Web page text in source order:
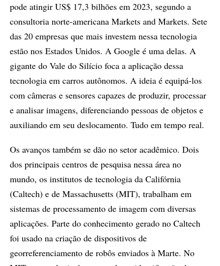
pode atingir US$ 17,3 bilhões em 2023, segundo a
consultoria norte-americana Markets and Markets. Sete
das 20 empresas que mais investem nessa tecnologia
estão nos Estados Unidos. A Google é uma delas. A
gigante do Vale do Silício foca a aplicação dessa
tecnologia em carros autônomos. A ideia é equipá-los
com câmeras e sensores capazes de produzir, processar
e analisar imagens, diferenciando pessoas de objetos e
auxiliando em seu deslocamento. Tudo em tempo real.
Os avanços também se dão no setor acadêmico. Dois
dos principais centros de pesquisa nessa área no
mundo, os institutos de tecnologia da Califórnia
(Caltech) e de Massachusetts (MIT), trabalham em
sistemas de processamento de imagem com diversas
aplicações. Parte do conhecimento gerado no Caltech
foi usado na criação de dispositivos de
georreferenciamento de robôs enviados à Marte. No